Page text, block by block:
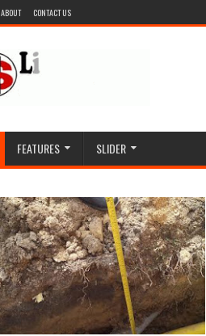
ABOUT CONTACT US
FEATURES SLIDER